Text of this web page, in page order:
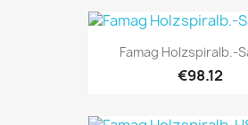
Famag Holzspiralb.-
€98.12